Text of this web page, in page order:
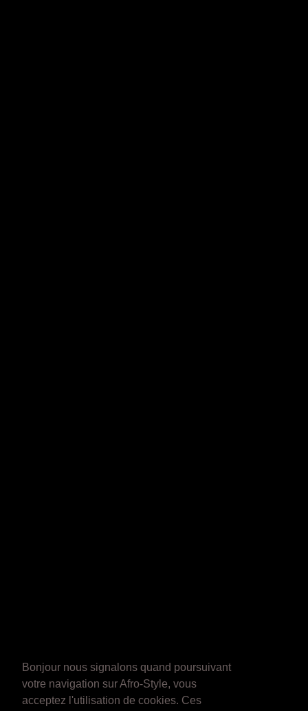
Bonjour nous signalons quand poursuivant
votre navigation sur Afro-Style, vous
acceptez l'utilisation de cookies. Ces